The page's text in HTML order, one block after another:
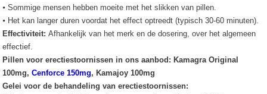
⦁ Sommige mensen hebben moeite met het slikken van pillen.
⦁ Het kan langer duren voordat het effect optreedt (typisch 30-60 minuten).
Effectiviteit:Afhankelijk van het merk en de dosering, over het algemeen
effectief.
Pillen voor erectiestoornissen in ons aanbod: Kamagra Original
100mg,Cenforce 150mg, Kamajoy 100mg
Gelei voor de behandeling van erectiestoornissen: